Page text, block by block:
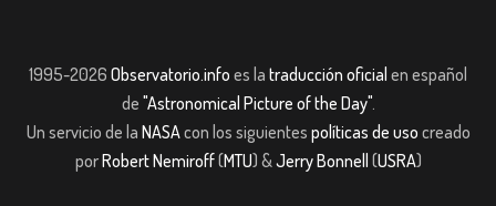
1995-2026 Observatorio.info es la traducción oficial en español
de "Astronomical Picture of the Day".
Un servicio de la NASAcon los siguientes políticas de uso creado
porRobert Nemiroff(MTU) &Jerry Bonnell (USRA)